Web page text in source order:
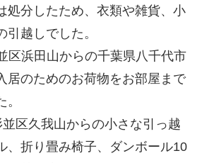
処分したため、衣類や雑貨、小
引越しでした。
区浜田山からの千葉県八千代市
居のためのお荷物をお部屋まで
区久我山からの小さな引っ越
、折り畳み椅子、ダンボール10